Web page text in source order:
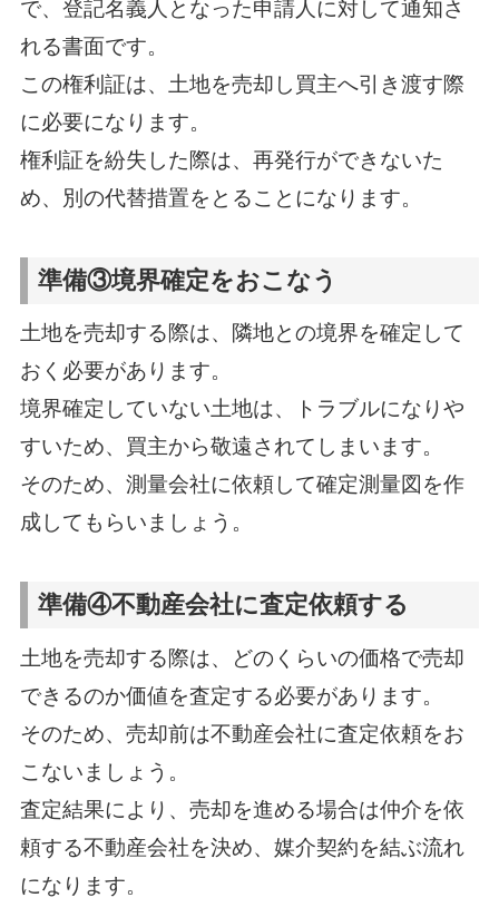
で、登記名義人となった申請人に対して通知さ
れる書面です。
この権利証は、土地を売却し買主へ引き渡す際
に必要になります。
権利証を紛失した際は、再発行ができないた
め、別の代替措置をとることになります。
準備③境界確定をおこなう
土地を売却する際は、隣地との境界を確定して
おく必要があります。
境界確定していない土地は、トラブルになりや
すいため、買主から敬遠されてしまいます。
そのため、測量会社に依頼して確定測量図を作
成してもらいましょう。
準備④不動産会社に査定依頼する
土地を売却する際は、どのくらいの価格で売却
できるのか価値を査定する必要があります。
そのため、売却前は不動産会社に査定依頼をお
こないましょう。
査定結果により、売却を進める場合は仲介を依
頼する不動産会社を決め、媒介契約を結ぶ流れ
になります。